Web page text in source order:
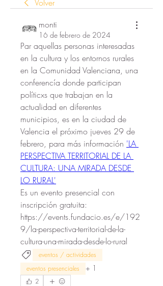
Volver
monti
16 de febrero de 2024
Par aquellas personas interesadas
en la cultura y los entornos rurales
en la Comunidad Valenciana, una
conferencía donde participan
políticxs que trabajan en la
actualidad en diferentes
municipios, es en la ciudad de
Valencia el próximo jueves 29 de
febrero, para más información 'LA
PERSPECTIVA TERRITORIAL DE LA
CULTURA: UNA MIRADA DESDE
LO RURAL'
Es un evento presencial con
inscripción gratuita:
https://events.fundacio.es/e/192
9/la-perspectiva-territorial-de-la-
cultura-una-mirada-desde-lo-rural
eventos / actividades
eventos presenciales
+ 1
2